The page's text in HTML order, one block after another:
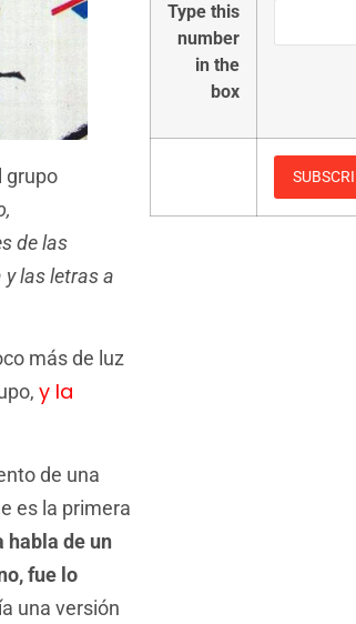
grupo
de las
las letras a
más de luz
y la
de una
es la primera
habla de un
fue lo
una versión
Type this
number
in the
box